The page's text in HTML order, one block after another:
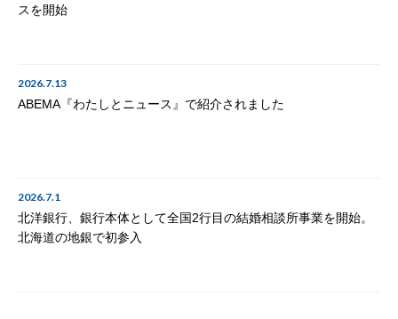
スを開始
2026.7.13
ABEMA『わたしとニュース』で紹介されました
2026.7.1
北洋銀行、銀行本体として全国2行目の結婚相談所事業を開始。
北海道の地銀で初参入